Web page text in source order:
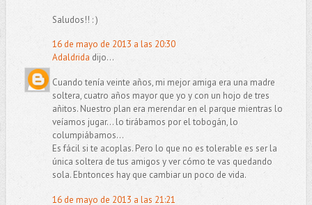
Saludos!! : )
16 de mayo de 2013 a las 20:30
Adaldrida dijo...
Cuando tenía veinte años, mi mejor amiga era una madre
soltera, cuatro años mayor que yo y con un hojo de tres
añitos. Nuestro plan era merendar en el parque mientras lo
veíamos jugar... lo tirábamos por el tobogán, lo
columpiábamos...
Es fácil si te acoplas. Pero lo que no es tolerable es ser la
única soltera de tus amigos y ver cómo te vas quedando
sola. Ebntonces hay que cambiar un poco de vida.
16 de mayo de 2013 a las 21:21